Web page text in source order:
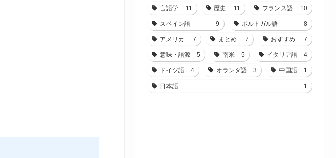
言語学 11 歴史 11 フランス語 10
スペイン語 9 ポルトガル語 8
アメリカ 7 まとめ 7 おすすめ 7
意味・語源 5 南米 5 イタリア語 4
ドイツ語 4 オランダ語 3 中国語 1
日本語 1